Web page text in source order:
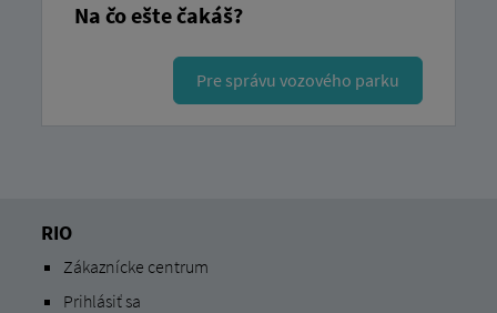
Na čo ešte čakáš?
Pre správu vozového parku
RIO
Zákaznícke centrum
Prihlásiť sa